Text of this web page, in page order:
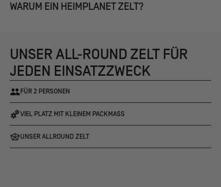
WARUM EIN HEIMPLANET ZELT?
UNSER ALL-ROUND ZELT FÜR
JEDEN EINSATZZWECK
FÜR 2 PERSONEN
VIEL PLATZ MIT KLEINEM PACKMASS
UNSER ALLROUND ZELT